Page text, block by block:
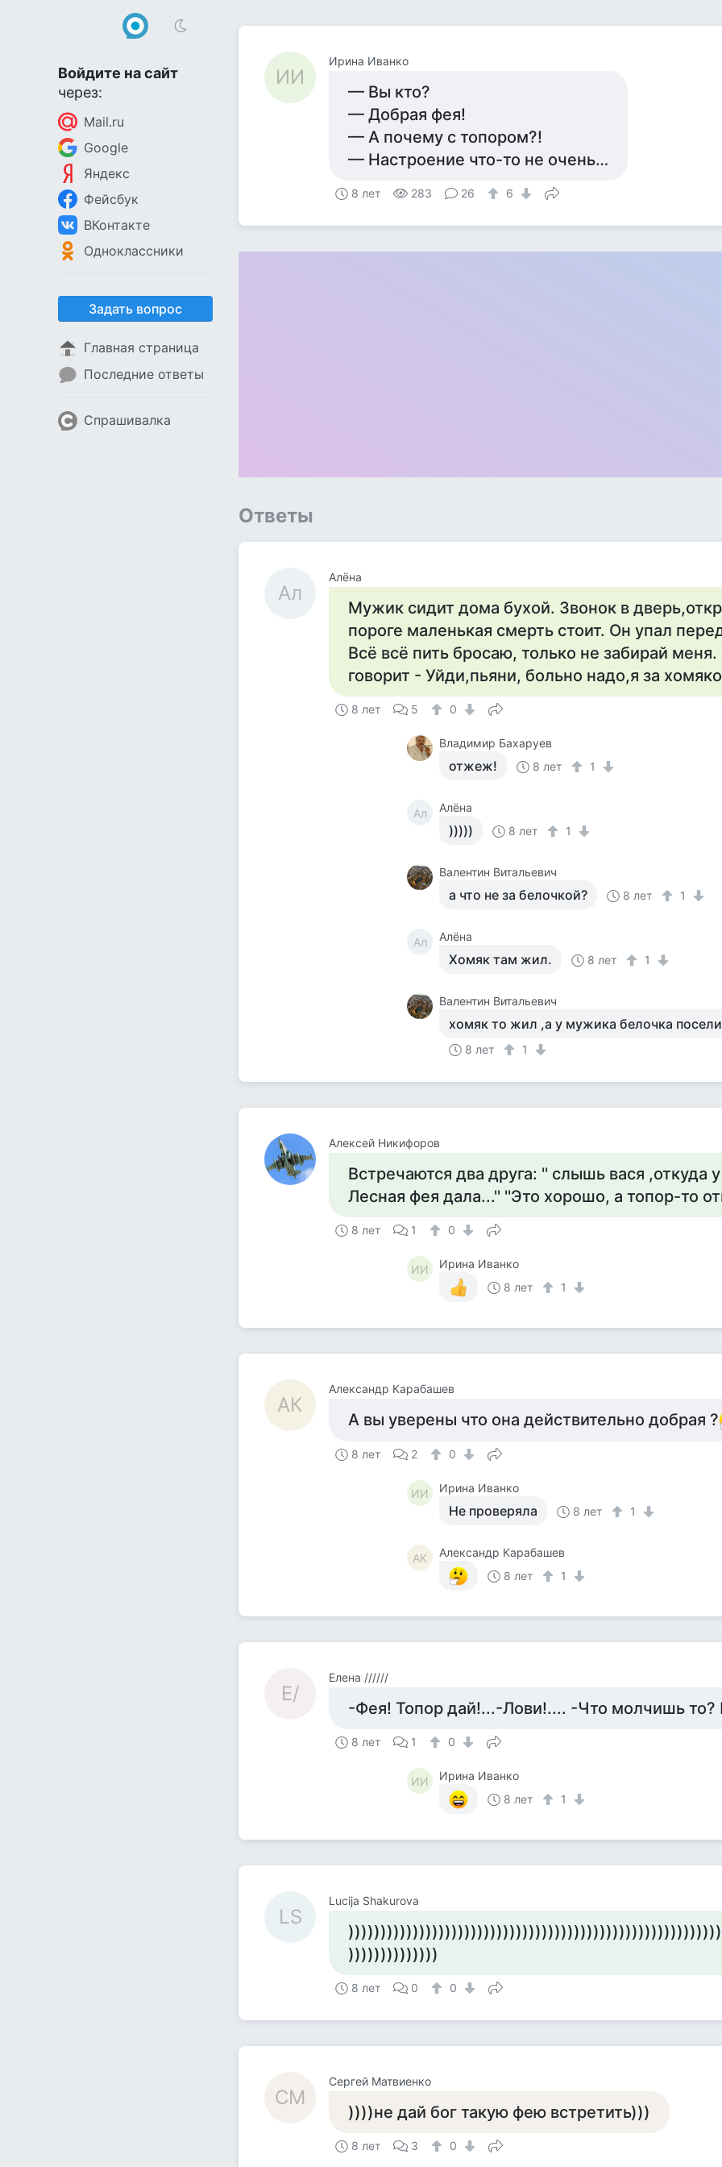
Войдите на сайт
через:
Mail.ru
Google
Яндекс
Фейсбук
ВКонтакте
Одноклассники
Задать вопрос
Главная страница
Последние ответы
Спрашивалка
ИИ
Ирина Иванко
— Вы кто?
— Добрая фея!
— А почему с топором?!
— Настроение что-то не очень…
8 лет 283 26 6
Ответы
Ал
Алёна
Мужик сидит дома бухой. Звонок в
пороге маленькая смерть стоит. Он упал
Всё всё пить бросаю, только не забирай
говорит - Уйди,пьяни, больно надо,я за
8 лет 5 0
Владимир Бахаруев
отжеж! 8 лет 1
Ал Алёна
))))) 8 лет 1
Валентин Витальевич
а что не за белочкой? 8 лет 1
Ал Алёна
Хомяк там жил. 8 лет 1
Валентин Витальевич
хомяк то жил ,а у мужика белочка
8 лет 1
Алексей Никифоров
Встречаются два друга: '' слышь вася ,откуда
Лесная фея дала...'' ''Это хорошо, а топор-то
8 лет 1 0
ИИ
Ирина Иванко
8 лет
1
АК
Александр Карабашев
А вы уверены что она действительно добрая ?
8 лет 2 0
ИИ Ирина Иванко
Не проверяла 8 лет 1
АК
Александр Карабашев
8 лет
1
Е/
Елена //////
-Фея! Топор дай!...-Лови!.... -Что молчишь то?
8 лет 1 0
ИИ
Ирина Иванко
8 лет
1
LS
Lucija Shakurova
))))))))))))))
8 лет 0 0
СМ
Сергей Матвиенко
))))не дай бог такую фею встретить)))
8 лет 3 0